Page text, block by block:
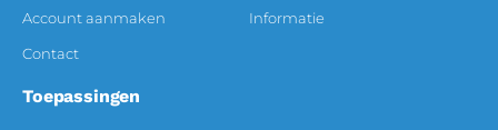
Account aanmaken
Contact
Informatie
Toepassingen